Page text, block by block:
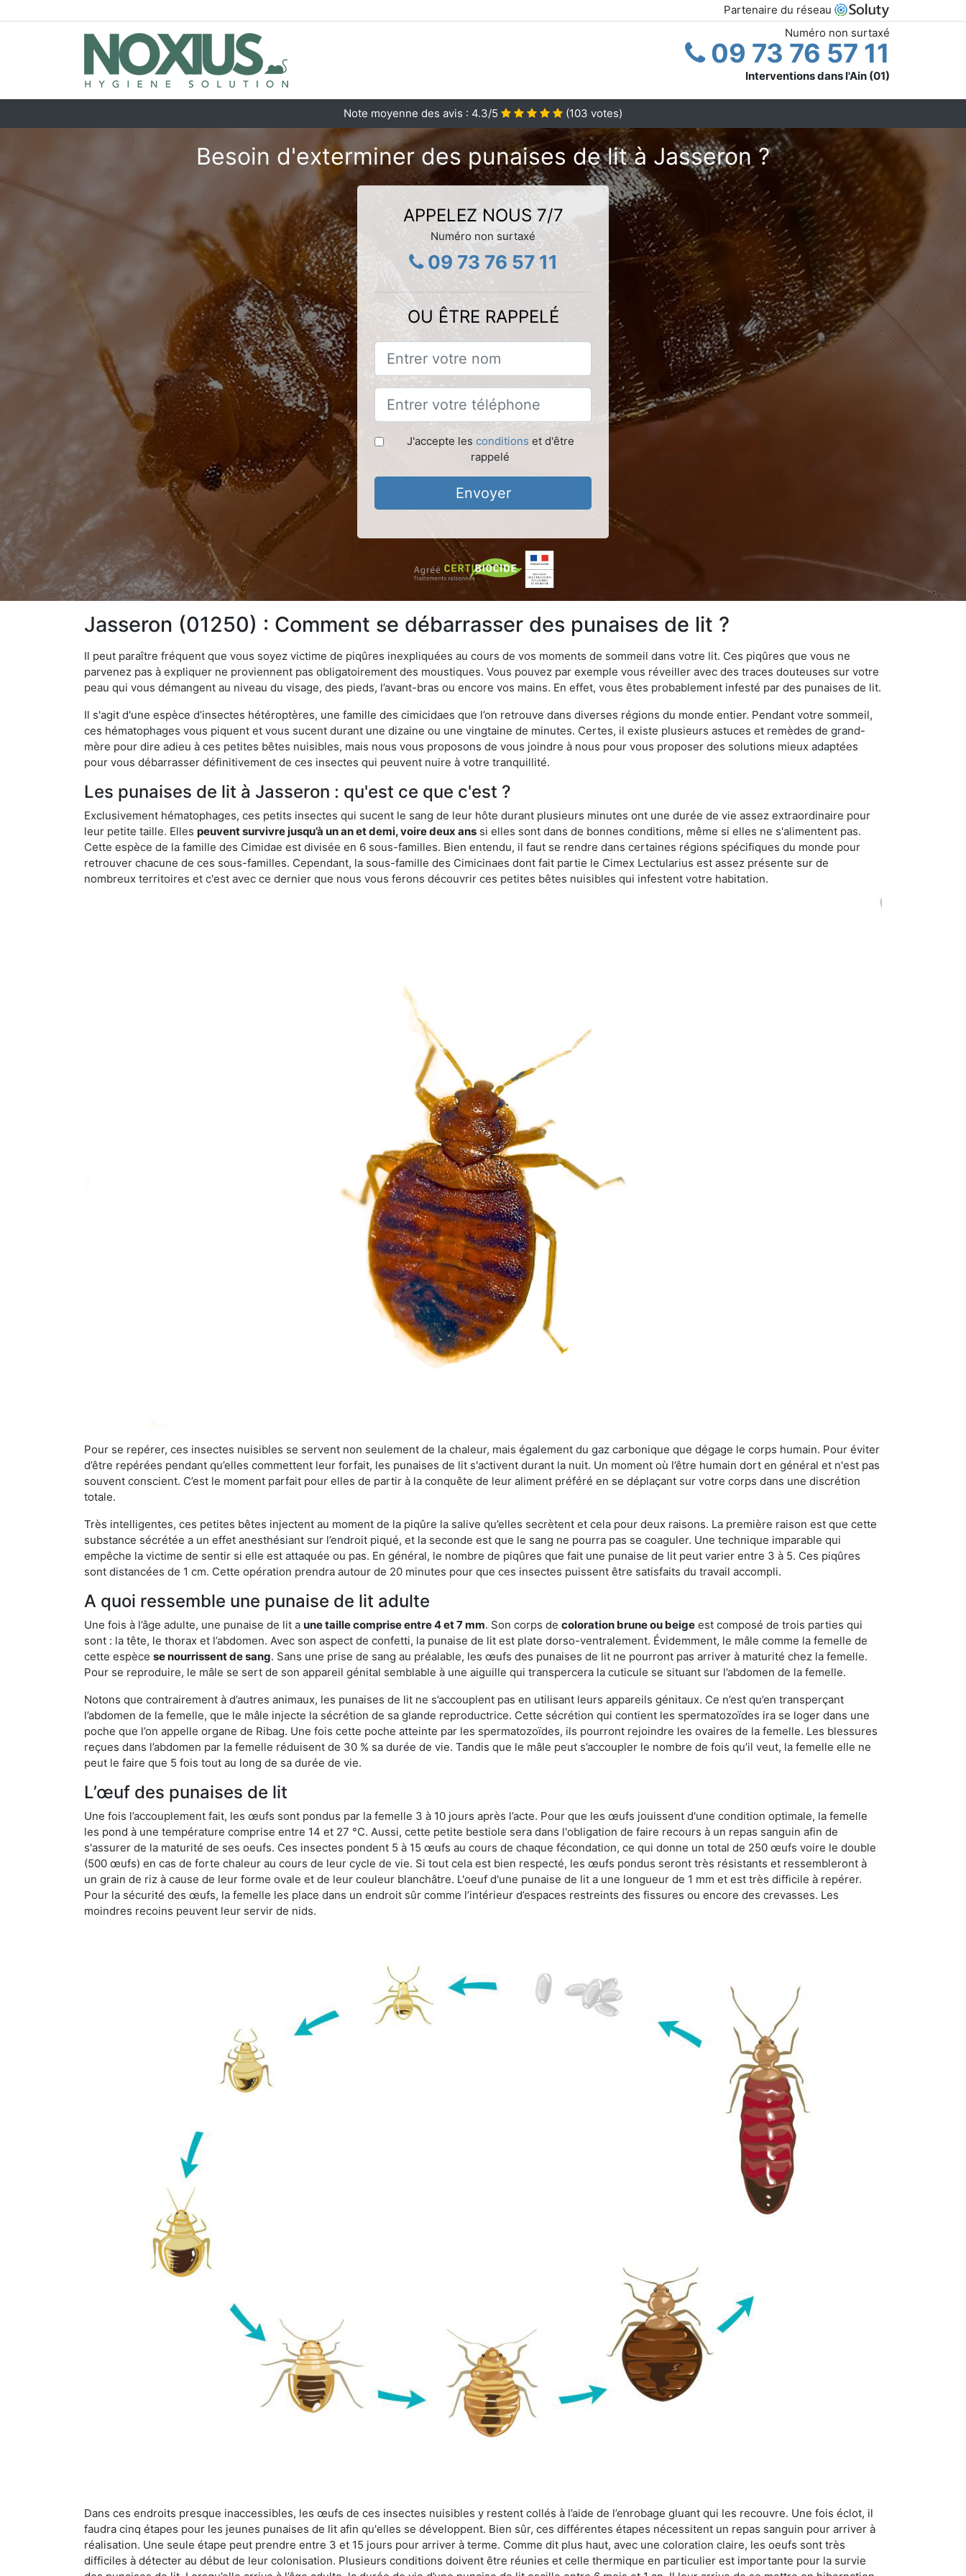
Partenaire du réseau
Numéro non surtaxé
09 73 76 57 11
Interventions dans l'Ain (01)
Note moyenne des avis : 4.3/5 (103 votes)
Besoin d'exterminer des punaises de lit à Jasseron ?
APPELEZ NOUS 7/7
Numéro non surtaxé
09 73 76 57 11
OU ÊTRE RAPPELÉ
J'accepte les conditions et d'être
rappelé
Envoyer
Jasseron (01250) : Comment se débarrasser des punaises de lit ?
Il peut paraître fréquent que vous soyez victime de piqûres inexpliquées au cours de vos moments de sommeil dans votre lit. Ces piqûres que vous ne
parvenez pas à expliquer ne proviennent pas obligatoirement des moustiques. Vous pouvez par exemple vous réveiller avec des traces douteuses sur votre
peau qui vous démangent au niveau du visage, des pieds, l’avant-bras ou encore vos mains. En effet, vous êtes probablement infesté par des punaises de lit.
Il s'agit d'une espèce d’insectes hétéroptères, une famille des cimicidaes que l’on retrouve dans diverses régions du monde entier. Pendant votre sommeil,
ces hématophages vous piquent et vous sucent durant une dizaine ou une vingtaine de minutes. Certes, il existe plusieurs astuces et remèdes de grand-
mère pour dire adieu à ces petites bêtes nuisibles, mais nous vous proposons de vous joindre à nous pour vous proposer des solutions mieux adaptées
pour vous débarrasser définitivement de ces insectes qui peuvent nuire à votre tranquillité.
Les punaises de lit à Jasseron : qu'est ce que c'est ?
Exclusivement hématophages, ces petits insectes qui sucent le sang de leur hôte durant plusieurs minutes ont une durée de vie assez extraordinaire pour
leur petite taille. Elles peuvent survivre jusqu’à un an et demi, voire deux ans si elles sont dans de bonnes conditions, même si elles ne s'alimentent pas.
Cette espèce de la famille des Cimidae est divisée en 6 sous-familles. Bien entendu, il faut se rendre dans certaines régions spécifiques du monde pour
retrouver chacune de ces sous-familles. Cependant, la sous-famille des Cimicinaes dont fait partie le Cimex Lectularius est assez présente sur de
nombreux territoires et c'est avec ce dernier que nous vous ferons découvrir ces petites bêtes nuisibles qui infestent votre habitation.
Pour se repérer, ces insectes nuisibles se servent non seulement de la chaleur, mais également du gaz carbonique que dégage le corps humain. Pour éviter
d’être repérées pendant qu’elles commettent leur forfait, les punaises de lit s'activent durant la nuit. Un moment où l’être humain dort en général et n'est pas
souvent conscient. C’est le moment parfait pour elles de partir à la conquête de leur aliment préféré en se déplaçant sur votre corps dans une discrétion
totale.
Très intelligentes, ces petites bêtes injectent au moment de la piqûre la salive qu’elles secrètent et cela pour deux raisons. La première raison est que cette
substance sécrétée a un effet anesthésiant sur l’endroit piqué, et la seconde est que le sang ne pourra pas se coaguler. Une technique imparable qui
empêche la victime de sentir si elle est attaquée ou pas. En général, le nombre de piqûres que fait une punaise de lit peut varier entre 3 à 5. Ces piqûres
sont distancées de 1 cm. Cette opération prendra autour de 20 minutes pour que ces insectes puissent être satisfaits du travail accompli.
A quoi ressemble une punaise de lit adulte
Une fois à l’âge adulte, une punaise de lit a une taille comprise entre 4 et 7 mm. Son corps de coloration brune ou beige est composé de trois parties qui
sont : la tête, le thorax et l’abdomen. Avec son aspect de confetti, la punaise de lit est plate dorso-ventralement. Évidemment, le mâle comme la femelle de
cette espèce se nourrissent de sang. Sans une prise de sang au préalable, les œufs des punaises de lit ne pourront pas arriver à maturité chez la femelle.
Pour se reproduire, le mâle se sert de son appareil génital semblable à une aiguille qui transpercera la cuticule se situant sur l’abdomen de la femelle.
Notons que contrairement à d’autres animaux, les punaises de lit ne s’accouplent pas en utilisant leurs appareils génitaux. Ce n’est qu’en transperçant
l’abdomen de la femelle, que le mâle injecte la sécrétion de sa glande reproductrice. Cette sécrétion qui contient les spermatozoïdes ira se loger dans une
poche que l’on appelle organe de Ribag. Une fois cette poche atteinte par les spermatozoïdes, ils pourront rejoindre les ovaires de la femelle. Les blessures
reçues dans l’abdomen par la femelle réduisent de 30 % sa durée de vie. Tandis que le mâle peut s’accoupler le nombre de fois qu’il veut, la femelle elle ne
peut le faire que 5 fois tout au long de sa durée de vie.
L’œuf des punaises de lit
Une fois l’accouplement fait, les œufs sont pondus par la femelle 3 à 10 jours après l’acte. Pour que les œufs jouissent d'une condition optimale, la femelle
les pond à une température comprise entre 14 et 27 °C. Aussi, cette petite bestiole sera dans l'obligation de faire recours à un repas sanguin afin de
s'assurer de la maturité de ses oeufs. Ces insectes pondent 5 à 15 œufs au cours de chaque fécondation, ce qui donne un total de 250 œufs voire le double
(500 œufs) en cas de forte chaleur au cours de leur cycle de vie. Si tout cela est bien respecté, les œufs pondus seront très résistants et ressembleront à
un grain de riz à cause de leur forme ovale et de leur couleur blanchâtre. L'oeuf d'une punaise de lit a une longueur de 1 mm et est très difficile à repérer.
Pour la sécurité des œufs, la femelle les place dans un endroit sûr comme l’intérieur d’espaces restreints des fissures ou encore des crevasses. Les
moindres recoins peuvent leur servir de nids.
Dans ces endroits presque inaccessibles, les œufs de ces insectes nuisibles y restent collés à l’aide de l’enrobage gluant qui les recouvre. Une fois éclot, il
faudra cinq étapes pour les jeunes punaises de lit afin qu'elles se développent. Bien sûr, ces différentes étapes nécessitent un repas sanguin pour arriver à
réalisation. Une seule étape peut prendre entre 3 et 15 jours pour arriver à terme. Comme dit plus haut, avec une coloration claire, les oeufs sont très
difficiles à détecter au début de leur colonisation. Plusieurs conditions doivent être réunies et celle thermique en particulier est importante pour la survie